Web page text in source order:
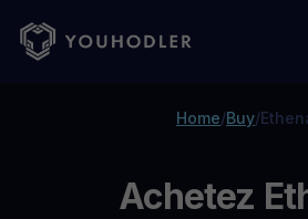
Home/Buy/
Achetez